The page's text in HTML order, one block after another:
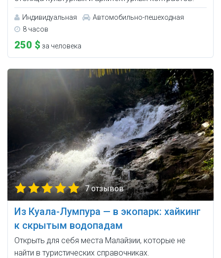
Индивидуальная
Автомобильно-пешеходная
8 часов
250 $ за человека
7 отзывов
Из Куала-Лумпура — в экопарк: хайкинг
к скрытым водопадам
Открыть для себя места Малайзии, которые не
найти в туристических справочниках.